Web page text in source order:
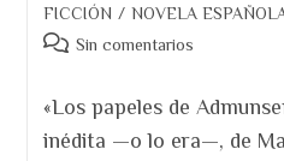
de
la
FICCIÓN / NOVELA
Comentarios
entrada:
Sin comentarios
«Los papeles de
inédita —o lo era—, de